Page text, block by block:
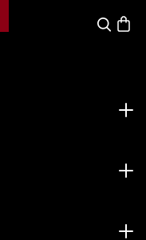
Miele